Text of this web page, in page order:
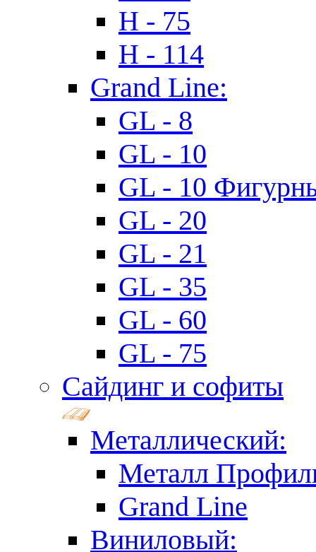
H - 75
H - 114
Grand Line:
GL - 8
GL - 10
GL - 10
GL - 20
GL - 21
GL - 35
GL - 60
GL - 75
Сайдинг и софиты
Металлический:
Металл
Grand Line
Виниловый: